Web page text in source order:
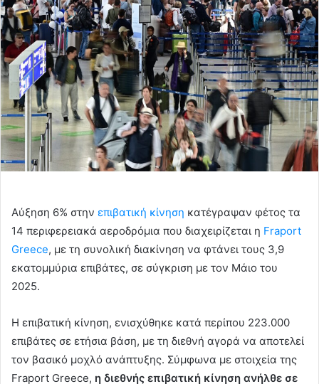
Αύξηση 6% στην επιβατική κίνηση κατέγραψαν φέτος τα
14 περιφερειακά αεροδρόμια που διαχειρίζεται η Fraport
Greece, με τη συνολική διακίνηση να φτάνει τους 3,9
εκατομμύρια επιβάτες, σε σύγκριση με τον Μάιο του
2025.
Η επιβατική κίνηση, ενισχύθηκε κατά περίπου 223.000
επιβάτες σε ετήσια βάση, με τη διεθνή αγορά να αποτελεί
τον βασικό μοχλό ανάπτυξης. Σύμφωνα με στοιχεία της
Fraport Greece, η διεθνής επιβατική κίνηση ανήλθε σε